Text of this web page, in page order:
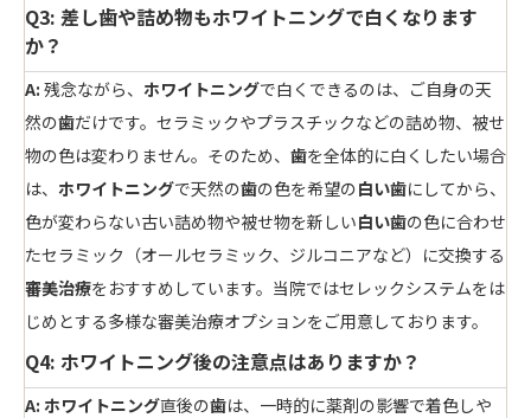
Q3: 差し歯や詰め物もホワイトニングで白くなります
か？
A: 残念ながら、 ホワイトニングで白くできるのは、ご自身の天
然の歯だけです。セラミックやプラスチックなどの詰め物、被せ
物の色は変わりません。そのため、 歯を全体的に白くしたい場合
は、 ホワイトニングで天然の歯の色を希望の白い歯にしてから、
色が変わらない古い詰め物や被せ物を新しい白い歯の色に合わせ
たセラミック（オールセラミック、ジルコニアなど）に交換する
審美治療をおすすめしています。当院ではセレックシステムをは
じめとする多様な審美治療オプションをご用意しております。
Q4: ホワイトニング後の注意点はありますか？
A: ホワイトニング直後の歯は、一時的に薬剤の影響で着色しや